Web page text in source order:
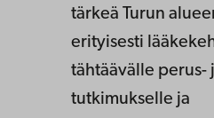
tärkeä Turun
erityisesti
tähtäävälle perus-
tutkimukselle ja